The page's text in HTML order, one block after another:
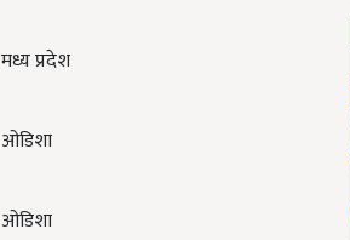
मध्य प्रदेश
ओडिशा
ओडिशा